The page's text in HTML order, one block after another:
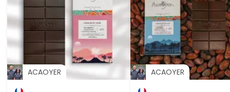
ACAOYER ACAOYER